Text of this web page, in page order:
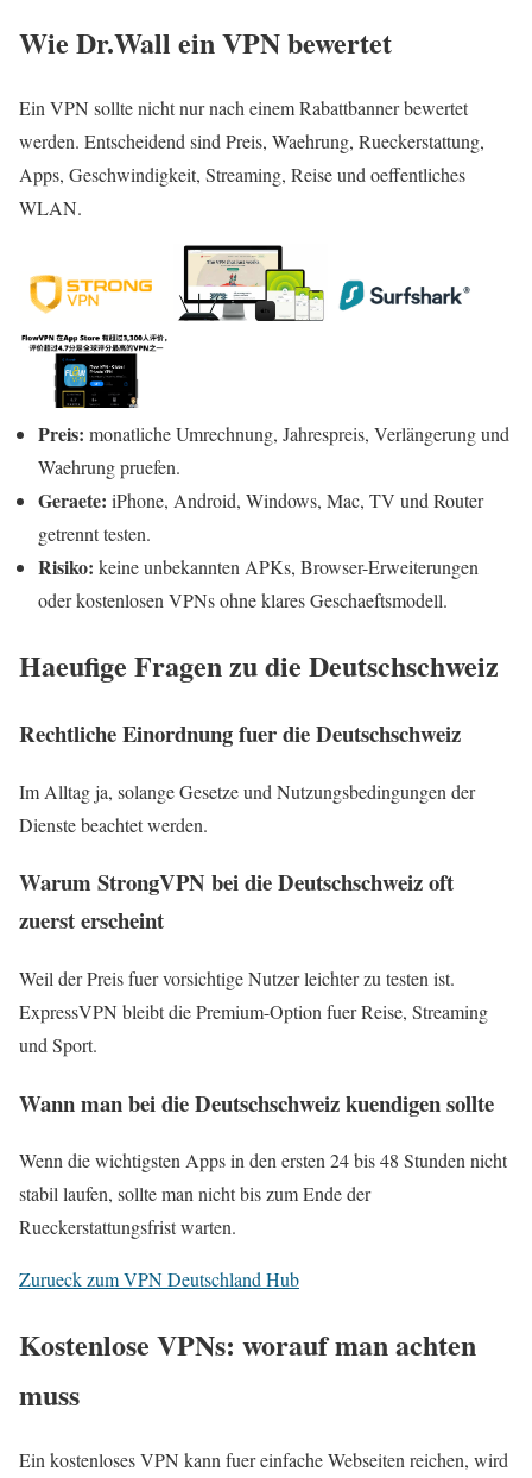
Wie Dr.Wall ein VPN bewertet
Ein VPN sollte nicht nur nach einem Rabattbanner bewertet
werden. Entscheidend sind Preis, Waehrung, Rueckerstattung,
Apps, Geschwindigkeit, Streaming, Reise und oeffentliches
WLAN.
Preis: monatliche Umrechnung, Jahrespreis, Verlängerung und
Waehrung pruefen.
Geraete: iPhone, Android, Windows, Mac, TV und Router
getrennt testen.
Risiko: keine unbekannten APKs, Browser-Erweiterungen
oder kostenlosen VPNs ohne klares Geschaeftsmodell.
Haeufige Fragen zu die Deutschschweiz
Rechtliche Einordnung fuer die Deutschschweiz
Im Alltag ja, solange Gesetze und Nutzungsbedingungen der
Dienste beachtet werden.
Warum StrongVPN bei die Deutschschweiz oft
zuerst erscheint
Weil der Preis fuer vorsichtige Nutzer leichter zu testen ist.
ExpressVPN bleibt die Premium-Option fuer Reise, Streaming
und Sport.
Wann man bei die Deutschschweiz kuendigen sollte
Wenn die wichtigsten Apps in den ersten 24 bis 48 Stunden nicht
stabil laufen, sollte man nicht bis zum Ende der
Rueckerstattungsfrist warten.
Zurueck zum VPN Deutschland Hub
Kostenlose VPNs: worauf man achten
muss
Ein kostenloses VPN kann fuer einfache Webseiten reichen, wird